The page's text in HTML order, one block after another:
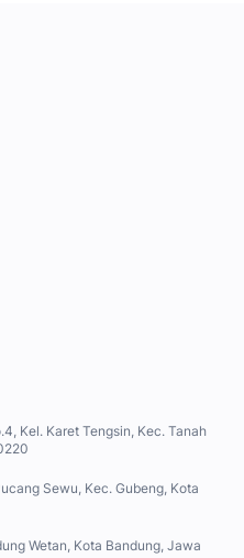
Kel. Karet Tengsin, Kec. Tanah
Sewu, Kec. Gubeng, Kota
Wetan, Kota Bandung, Jawa